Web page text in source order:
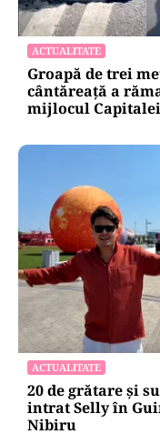
ACTUALITATE
Groapă de trei
cântăreață a
mijlocul
ACTUALITATE
20 de grătare și
intrat Selly în
Nibiru